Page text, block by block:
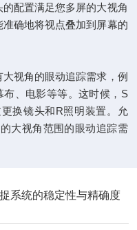
配置满足您多屏的大视角
确地将视点叠加到屏幕的
视角的眼动追踪需求，例
、电影等等。这时候，S
换镜头和R照明装置。允
大视角范围的眼动追踪需
系统的稳定性与精确度